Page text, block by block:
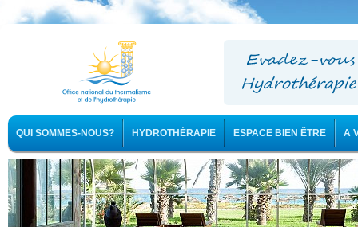
QUI SOMMES-NOUS? HYDROTHÉRAPIE ESPACE BIEN ÊTRE A